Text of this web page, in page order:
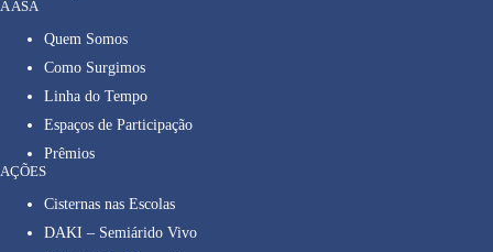
A ASA
Quem Somos
Como Surgimos
Linha do Tempo
Espaços de Participação
Prêmios
AÇÕES
Cisternas nas Escolas
DAKI – Semiárido Vivo